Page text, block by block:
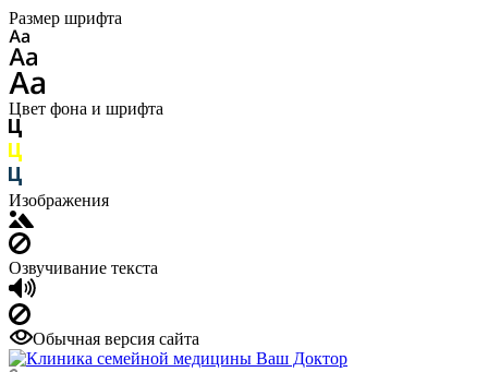
Размер шрифта
Цвет фона и шрифта
Изображения
Озвучивание текста
Обычная версия сайта